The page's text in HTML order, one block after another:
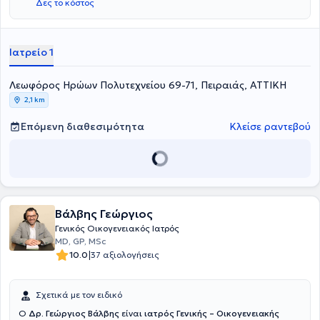
Δες το κόστος
Ιατρείο 1
Λεωφόρος Ηρώων Πολυτεχνείου 69-71, Πειραιάς, ΑΤΤΙΚΗ
2,1 km
Επόμενη διαθεσιμότητα Κλείσε ραντεβού
Βάλβης Γεώργιος
Γενικός Οικογενειακός Ιατρός
MD, GP, MSc
10.0|37 αξιολογήσεις
Σχετικά με τον ειδικό
Ο Δρ. Γεώργιος Βάλβης είναι ιατρός Γενικής – Οικογενειακής